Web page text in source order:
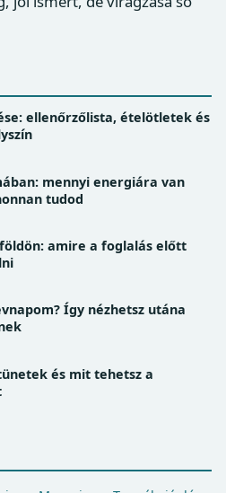
ellenőrzőlista, ételötletek és
mennyi energiára van
tudod
amire a foglalás előtt
Így nézhetsz utána
és mit tehetsz a